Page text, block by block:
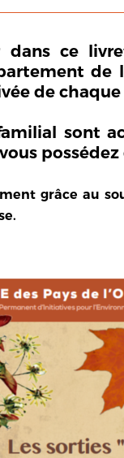
dans ce
de
de
sont
grâce au